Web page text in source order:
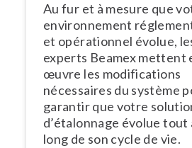
Au fur et à mesure que
en­vi­ron­ne­ment
et opé­ra­tion­nel évolue,
experts Beamex mettent
œuvre les mo­di­fi­ca­tions
nécessaires du système
garantir que votre
d’éta­lon­nage évolue tout
long de son cycle de vie.